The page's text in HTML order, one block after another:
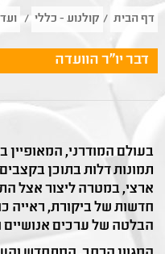
דף הבית / קולנוע - כללי /
דבר יו"ר הוועדה
בעולם המודרני,
תמונות דלות בתוכן
ארצי, במטרה ליצור אצל
חדשות של ביקורת, ראייה
הבלטה של ערכים אנושיים